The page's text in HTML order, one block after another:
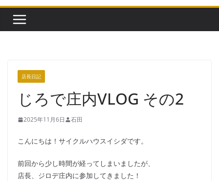
店長日記
じろで庄内VLOG その2
2025年11月6日 石田
こんにちは！サイクルハウスイシダです。
前回から少し時間が経ってしまいましたが、
店長、ジロデ庄内に参加してきました！